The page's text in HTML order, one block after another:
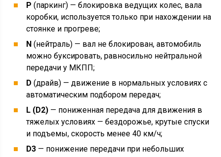
Р (паркинг) — блокировка ведущих колес, вала
коробки, используется только при нахождении на
стоянке и прогреве;
N (нейтраль) — вал не блокирован, автомобиль
можно буксировать, равносильно нейтральной
передачи у МКПП;
D (драйв) — движение в нормальных условиях с
автоматическим подбором передач;
L (D2) — пониженная передача для движения в
тяжелых условиях — бездорожье, крутые спуски
и подъемы, скорость менее 40 км/ч;
D3 — понижение передачи при небольших